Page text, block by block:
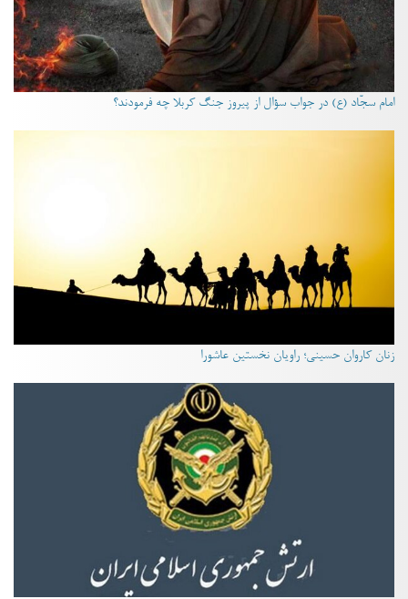
امام سجّاد (ع) در جواب سؤال از پیروز جنگ کربلا چه فرمودند؟
زنان کاروان حسینی؛ راویان نخستین عاشورا